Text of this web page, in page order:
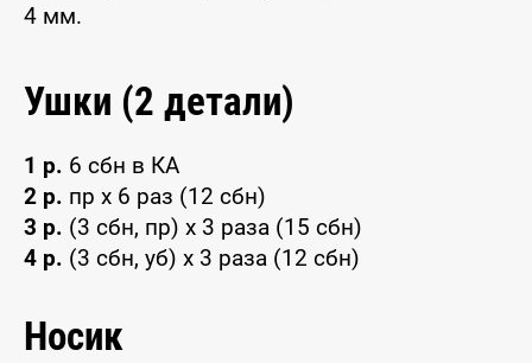
4 мм.
Ушки (2 детали)
1 р. 6 сбн в КА
2 р. пр х 6 раз (12 сбн)
3 р. (3 сбн, пр) х 3 раза (15 сбн)
4 р. (3 сбн, уб) х 3 раза (12 сбн)
Носик